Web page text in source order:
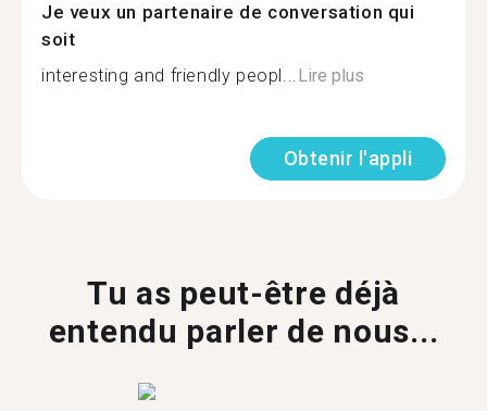
Je veux un partenaire de conversation qui
soit
interesting and friendly peopl...Lire plus
Obtenir l'appli
Tu as peut-être déjà
entendu parler de nous...